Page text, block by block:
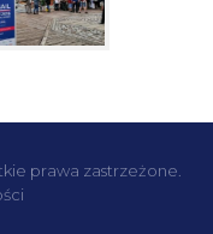
prawa zastrzeżone.